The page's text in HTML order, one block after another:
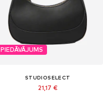
PIEDĀVĀJUMS
STUDIOSELECT
21,17 €